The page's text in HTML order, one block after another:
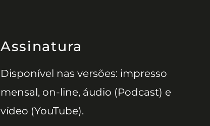
Assinatura
Disponível nas versões: impresso
mensal, on-line, áudio (Podcast) e
vídeo (YouTube).